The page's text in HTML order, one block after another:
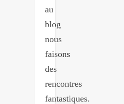
au
blog
nous
faisons
des
rencontres
fantastiques.